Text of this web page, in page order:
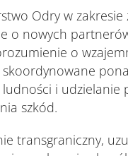
Odry w
o nowych
o
ludności i
szkód.
transgraniczny,